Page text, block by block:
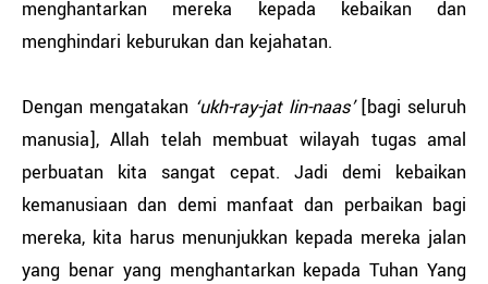
menghantarkan mereka kepada kebaikan dan
menghindari keburukan dan kejahatan.
Dengan mengatakan ‘ukh-ray-jat lin-naas’[bagi seluruh
manusia], Allah telah membuat wilayah tugas amal
perbuatan kita sangat cepat. Jadi demi kebaikan
kemanusiaan dan demi manfaat dan perbaikan bagi
mereka, kita harus menunjukkan kepada mereka jalan
yang benar yang menghantarkan kepada Tuhan Yang